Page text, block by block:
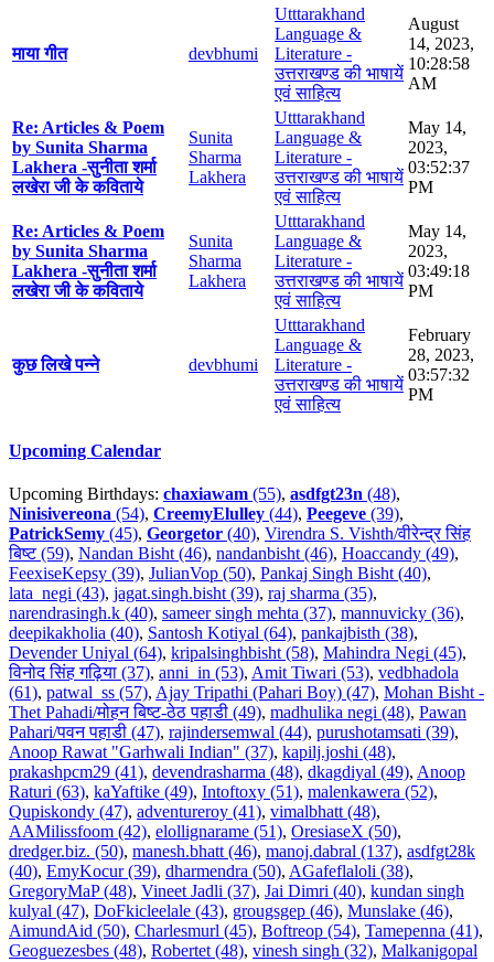
माया गीत devbhumi
Utttarakhand
Language &
Literature -
उत्तराखण्ड की भाषायें
एवं साहित्य
August
14, 2023,
10:28:58
AM
Re: Articles & Poem
by Sunita Sharma
Lakhera -सुनीता शर्मा
लखेरा जी के कविताये
Sunita
Sharma
Lakhera
Utttarakhand
Language &
Literature -
उत्तराखण्ड की भाषायें
एवं साहित्य
May 14,
2023,
03:52:37
PM
Re: Articles & Poem
by Sunita Sharma
Lakhera -सुनीता शर्मा
लखेरा जी के कविताये
Sunita
Sharma
Lakhera
Utttarakhand
Language &
Literature -
उत्तराखण्ड की भाषायें
एवं साहित्य
May 14,
2023,
03:49:18
PM
कुछ लिखे पन्ने devbhumi
Utttarakhand
Language &
Literature -
उत्तराखण्ड की भाषायें
एवं साहित्य
February
28, 2023,
03:57:32
PM
Upcoming Calendar
Upcoming Birthdays: chaxiawam (55), asdfgt23n (48),
Ninisivereona (54), CreemyElulley (44), Peegeve (39),
PatrickSemy (45), Georgetor (40), Virendra S. Vishth/वीरेन्द्र सिंह
बिष्ट (59), Nandan Bisht (46), nandanbisht (46), Hoaccandy (49),
FeexiseKepsy (39), JulianVop (50), Pankaj Singh Bisht (40),
lata_negi (43), jagat.singh.bisht (39), raj sharma (35),
narendrasingh.k (40), sameer singh mehta (37), mannuvicky (36),
deepikakholia (40), Santosh Kotiyal (64), pankajbisth (38),
Devender Uniyal (64), kripalsinghbisht (58), Mahindra Negi (45),
विनोद सिंह गढ़िया (37), anni_in (53), Amit Tiwari (53), vedbhadola
(61), patwal_ss (57), Ajay Tripathi (Pahari Boy) (47), Mohan Bisht -
Thet Pahadi/मोहन बिष्ट-ठेठ पहाडी (49), madhulika negi (48), Pawan
Pahari/पवन पहाडी (47), rajindersemwal (44), purushotamsati (39),
Anoop Rawat "Garhwali Indian" (37), kapilj.joshi (48),
prakashpcm29 (41), devendrasharma (48), dkagdiyal (49), Anoop
Raturi (63), kaYaftike (49), Intoftoxy (51), malenkawera (52),
Qupiskondy (47), adventureroy (41), vimalbhatt (48),
AAMilissfoom (42), elollignarame (51), OresiaseX (50),
dredger.biz. (50), manesh.bhatt (46), manoj.dabral (137), asdfgt28k
(40), EmyKocur (39), dharmendra (50), AGafeflaloli (38),
GregoryMaP (48), Vineet Jadli (37), Jai Dimri (40), kundan singh
kulyal (47), DoFkicleelale (43), grougsgep (46), Munslake (46),
AimundAid (50), Charlesmurl (45), Boftreop (54), Tamepenna (41),
Geoguezesbes (48), Robertet (48), vinesh singh (32), Malkanigopal